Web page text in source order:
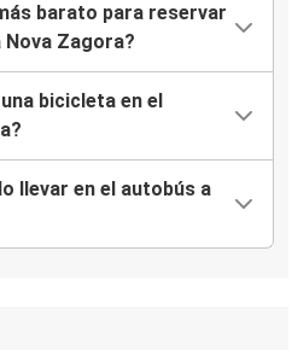
barato para reservar
Zagora?
bicicleta en el
llevar en el autobús a